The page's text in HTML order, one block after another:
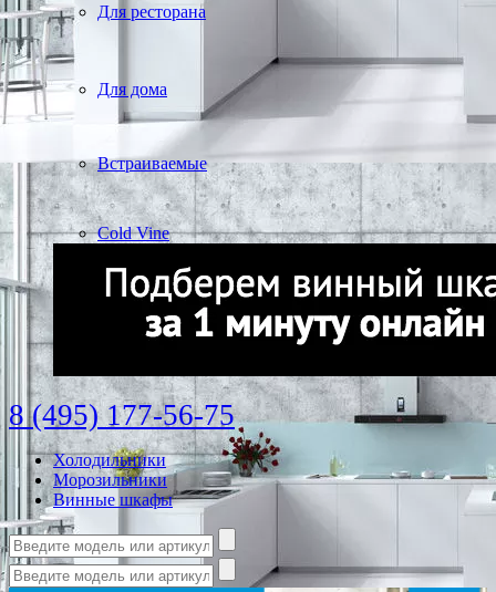
Для ресторана
Для дома
Встраиваемые
Cold Vine
8 (495) 177-56-75
Холодильники
Морозильники
Винные шкафы